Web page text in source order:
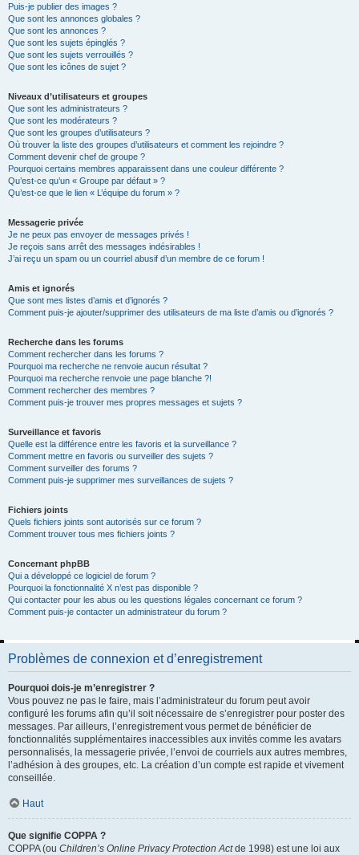
Puis-je publier des images ?
Que sont les annonces globales ?
Que sont les annonces ?
Que sont les sujets épinglés ?
Que sont les sujets verrouillés ?
Que sont les icônes de sujet ?
Niveaux d’utilisateurs et groupes
Que sont les administrateurs ?
Que sont les modérateurs ?
Que sont les groupes d’utilisateurs ?
Où trouver la liste des groupes d’utilisateurs et comment les rejoindre ?
Comment devenir chef de groupe ?
Pourquoi certains membres apparaissent dans une couleur différente ?
Qu’est-ce qu’un « Groupe par défaut » ?
Qu’est-ce que le lien « L’équipe du forum » ?
Messagerie privée
Je ne peux pas envoyer de messages privés !
Je reçois sans arrêt des messages indésirables !
J’ai reçu un spam ou un courriel abusif d’un membre de ce forum !
Amis et ignorés
Que sont mes listes d’amis et d’ignorés ?
Comment puis-je ajouter/supprimer des utilisateurs de ma liste d’amis ou d’ignorés ?
Recherche dans les forums
Comment rechercher dans les forums ?
Pourquoi ma recherche ne renvoie aucun résultat ?
Pourquoi ma recherche renvoie une page blanche ?!
Comment rechercher des membres ?
Comment puis-je trouver mes propres messages et sujets ?
Surveillance et favoris
Quelle est la différence entre les favoris et la surveillance ?
Comment mettre en favoris ou surveiller des sujets ?
Comment surveiller des forums ?
Comment puis-je supprimer mes surveillances de sujets ?
Fichiers joints
Quels fichiers joints sont autorisés sur ce forum ?
Comment trouver tous mes fichiers joints ?
Concernant phpBB
Qui a développé ce logiciel de forum ?
Pourquoi la fonctionnalité X n’est pas disponible ?
Qui contacter pour les abus ou les questions légales concernant ce forum ?
Comment puis-je contacter un administrateur du forum ?
Problèmes de connexion et d’enregistrement
Pourquoi dois-je m’enregistrer ?
Vous pouvez ne pas le faire, mais l’administrateur du forum peut avoir
configuré les forums afin qu’il soit nécessaire de s’enregistrer pour poster des
messages. Par ailleurs, l’enregistrement vous permet de bénéficier de
fonctionnalités supplémentaires inaccessibles aux invités comme les avatars
personnalisés, la messagerie privée, l’envoi de courriels aux autres membres,
l’adhésion à des groupes, etc. La création d’un compte est rapide et vivement
conseillée.
Haut
Que signifie COPPA ?
COPPA (ou Children’s Online Privacy Protection Actde 1998) est une loi aux